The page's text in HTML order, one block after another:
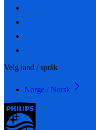
Velg land / språk
Norge / Norsk